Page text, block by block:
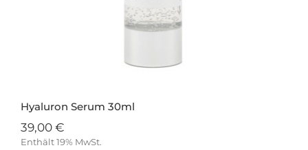
Hyaluron Serum 30ml
39,00 €
Enthält 19% MwSt.